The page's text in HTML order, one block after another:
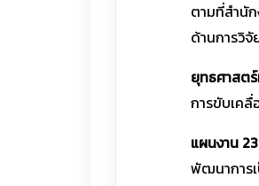
ตามที่สำนัก
ด้านการวิ
ยุทธศาสต
การขับเคลื่
แผนงาน
พัฒนาการเ